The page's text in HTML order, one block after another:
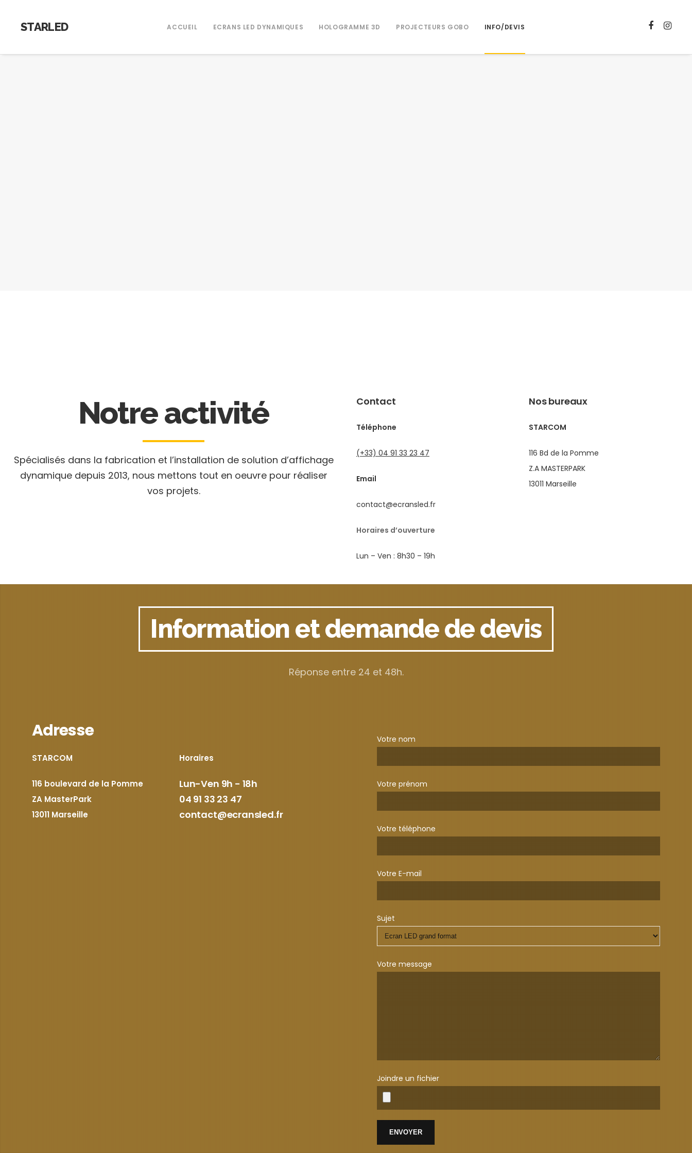
STARLED ACCUEIL ECRANS LED DYNAMIQUES HOLOGRAMME 3D PROJECTEURS GOBO INFO/DEVIS
Notre activité
Spécialisés dans la fabrication et l’installation de solution d’affichage
dynamique depuis 2013, nous mettons tout en oeuvre pour réaliser
vos projets.
Contact
Téléphone
(+33) 04 91 33 23 47
Email
contact@ecransled.fr
Horaires d’ouverture
Lun – Ven : 8h30 – 19h
Nos bureaux
STARCOM
116 Bd de la Pomme
Z.A MASTERPARK
13011 Marseille
Information et demande de devis
Réponse entre 24 et 48h.
Adresse
STARCOM
116 boulevard de la Pomme
ZA MasterPark
13011 Marseille
Horaires
Lun-Ven 9h - 18h
04 91 33 23 47
contact@ecransled.fr
Votre nom
Votre prénom
Votre téléphone
Votre E-mail
Sujet
Votre message
Joindre un fichier